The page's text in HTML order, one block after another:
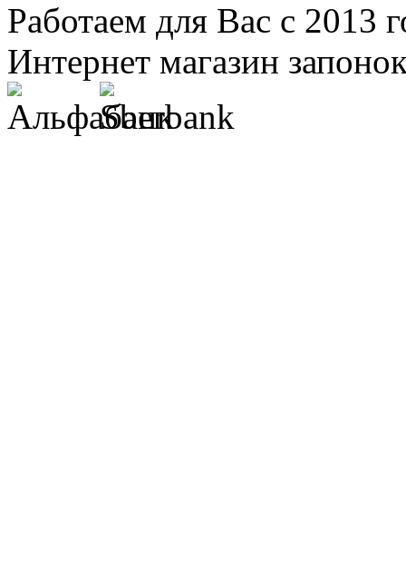
Работаем для Вас с 2013
Интернет магазин